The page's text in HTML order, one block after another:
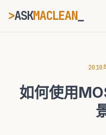
>ASKMACLEAN
⌘K
2010
如何使用